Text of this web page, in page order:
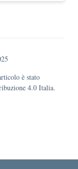
è stato
4.0 Italia.